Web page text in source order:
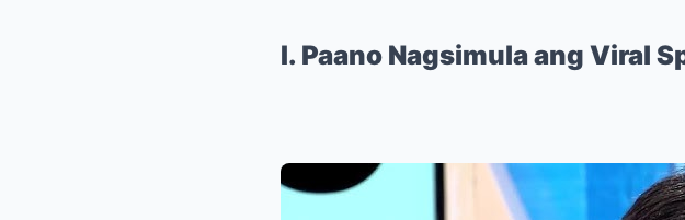
I. Paano Nagsimula ang Viral